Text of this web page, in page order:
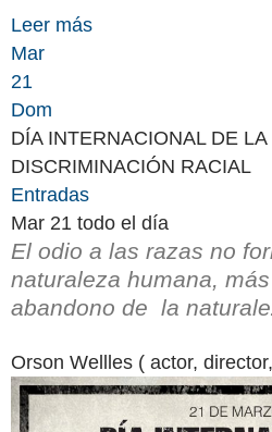
Leer más
Mar
21
Dom
DÍA INTERNACIONAL DE
DISCRIMINACIÓN RACIAL
Entradas
Mar 21 todo el día
El odio a las razas no
naturaleza humana,
abandono de la
Orson Wellles ( actor,